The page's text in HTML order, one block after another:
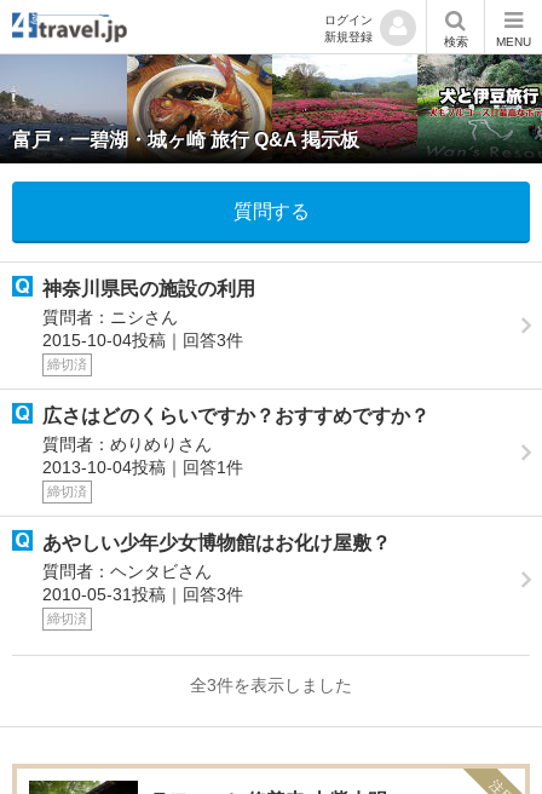
ログイン
新規登録
検索 MENU
富戸・一碧湖・城ヶ崎 旅行 Q&A 掲示板
質問する
神奈川県民の施設の利用
質問者：ニシさん
2015-10-04投稿｜回答3件
締切済
広さはどのくらいですか？おすすめですか？
質問者：めりめりさん
2013-10-04投稿｜回答1件
締切済
あやしい少年少女博物館はお化け屋敷？
質問者：ヘンタビさん
2010-05-31投稿｜回答3件
締切済
全3件を表示しました